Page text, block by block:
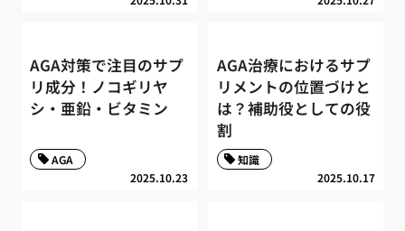
AGA対策で注目のサプ
リ成分！ノコギリヤ
シ・亜鉛・ビタミン
2025.10.23
AGA
AGA治療におけるサプ
リメントの位置づけと
は？補助役としての役
割
2025.10.17
知識